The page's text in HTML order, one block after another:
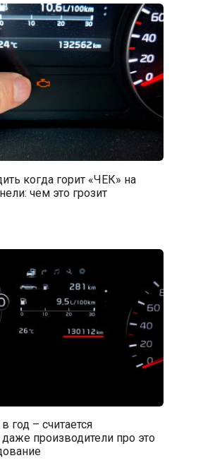
когда горит «ЧЕК» на
чем это грозит
год – считается
производители про это